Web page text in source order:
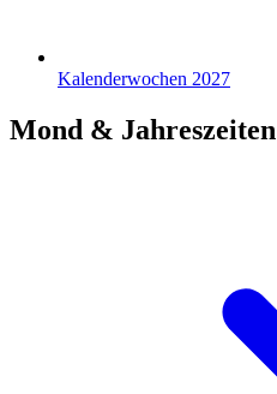
Kalenderwochen 2027
Mond & Jahreszeiten